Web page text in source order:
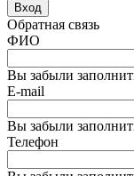
Вход
Обратная связь
ФИО
Вы забыли
E-mail
Вы забыли
Телефон